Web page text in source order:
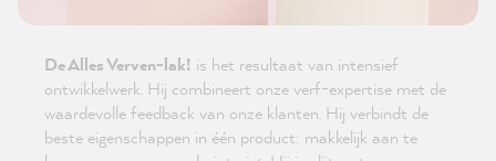
De Alles Verven-lak! is het resultaat van intensief
ontwikkelwerk. Hij combineert onze verf-expertise met de
waardevolle feedback van onze klanten. Hij verbindt de
beste eigenschappen in één product: makkelijk aan te